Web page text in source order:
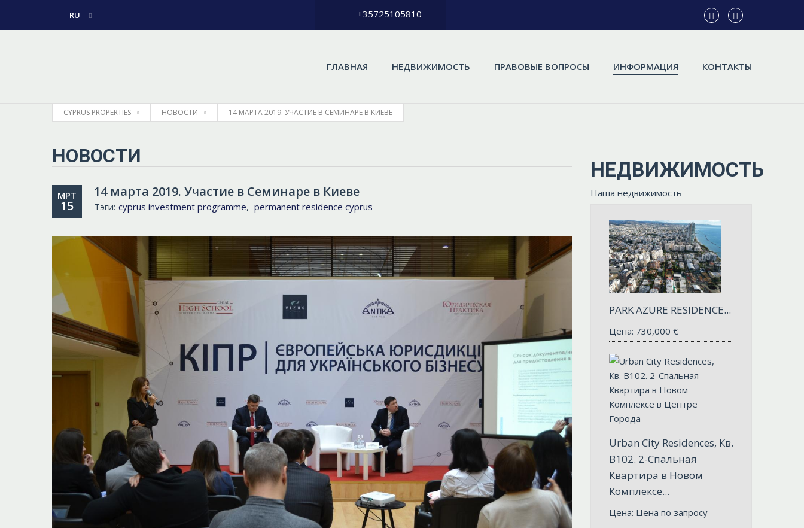
RU +35725105810
ГЛАВНАЯ НЕДВИЖИМОСТЬ ПРАВОВЫЕ ВОПРОСЫ ИНФОРМАЦИЯ КОНТАКТЫ
CYPRUS PROPERTIES НОВОСТИ 14 МАРТА 2019. УЧАСТИЕ В CЕМИНАРЕ В КИЕВЕ
НОВОСТИ
МРТ
15
14 марта 2019. Участие в Cеминаре в Киеве
Тэги: cyprus investment programme, permanent residence cyprus
НЕДВИЖИМОСТЬ
Наша недвижимость
PARK AZURE RESIDENCE...
Цена: 730,000 €
Urban City Residences, Кв.
B102. 2-Спальная
Квартира в Новом
Комплексе...
Цена: Цена по запросу